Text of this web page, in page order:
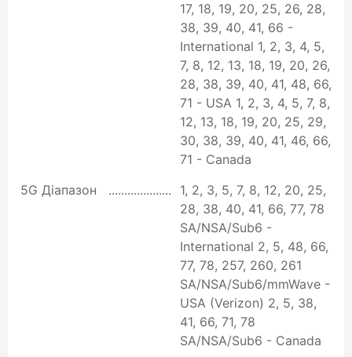
17, 18, 19, 20, 25, 26, 28,
38, 39, 40, 41, 66 -
International 1, 2, 3, 4, 5,
7, 8, 12, 13, 18, 19, 20, 26,
28, 38, 39, 40, 41, 48, 66,
71 - USA 1, 2, 3, 4, 5, 7, 8,
12, 13, 18, 19, 20, 25, 29,
30, 38, 39, 40, 41, 46, 66,
71 - Canada
5G Діапазон
1, 2, 3, 5, 7, 8, 12, 20, 25,
28, 38, 40, 41, 66, 77, 78
SA/NSA/Sub6 -
International 2, 5, 48, 66,
77, 78, 257, 260, 261
SA/NSA/Sub6/mmWave -
USA (Verizon) 2, 5, 38,
41, 66, 71, 78
SA/NSA/Sub6 - Canada